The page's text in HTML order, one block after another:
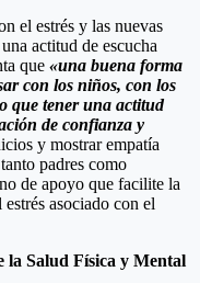
el estrés y las nuevas
actitud de escucha
que «una buena forma
con los niños, con los
que tener una actitud
de confianza y
y mostrar empatía
padres como
de apoyo que facilite la
asociado con el
la Salud Física y Mental